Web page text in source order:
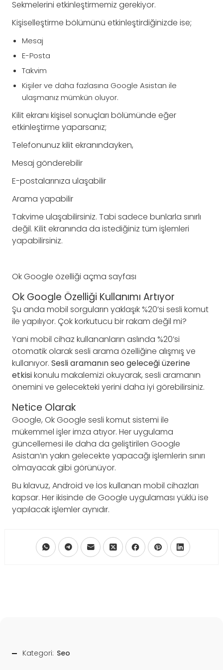
Sekmelerini etkinleştirmemiz gerekiyor.
Kişiselleştirme bölümünü etkinleştirdiğinizde ise;
Mesaj
E-Posta
Takvim
Kişiler ve daha fazlasına Google Asistan ile
ulaşmanız mümkün oluyor.
Kilit ekranı kişisel sonuçları bölümünde eğer
etkinleştirme yaparsanız;
Telefonunuz kilit ekranındayken,
Mesaj gönderebilir
E-postalarınıza ulaşabilir
Arama yapabilir
Takvime ulaşabilirsiniz. Tabi sadece bunlarla sınırlı
değil. Kilit ekranında da istediğiniz tüm işlemleri
yapabilirsiniz.
Ok Google özelliği açma sayfası
Ok Google Özelliği Kullanımı Artıyor
Şu anda mobil sorguların yaklaşık %20’si sesli komut
ile yapılıyor. Çok korkutucu bir rakam değil mi?
Yani mobil cihaz kullananların aslında %20’si
otomatik olarak sesli arama özelliğine alışmış ve
kullanıyor. Sesli aramanın seo geleceği üzerine
etkisikonulu makalemizi okuyarak, sesli aramanın
önemini ve gelecekteki yerini daha iyi görebilirsiniz.
Netice Olarak
Google, Ok Google sesli komut sistemi ile
mükemmel işler imza atıyor. Her uygulama
güncellemesi ile daha da geliştirilen Google
Asistan’ın yakın gelecekte yapacağı işlemlerin sınırı
olmayacak gibi görünüyor.
Bu kılavuz, Android ve İos kullanan mobil cihazları
kapsar. Her ikisinde de Google uygulaması yüklü ise
yapılacak işlemler aynıdır.
Kategori: Seo